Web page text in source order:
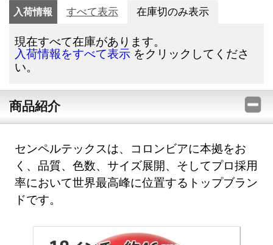
入荷情報 すべて表示 在庫切のみ表示
現在すべて在庫があります。
入荷情報をすべて表示 をクリックしてくださ
い。
商品紹介
センペルテックスは、コロンビアに本拠をお
く、品質、色数、サイズ展開、そしてプロ採用
率において世界最高峰に位置するトップブラン
ドです。